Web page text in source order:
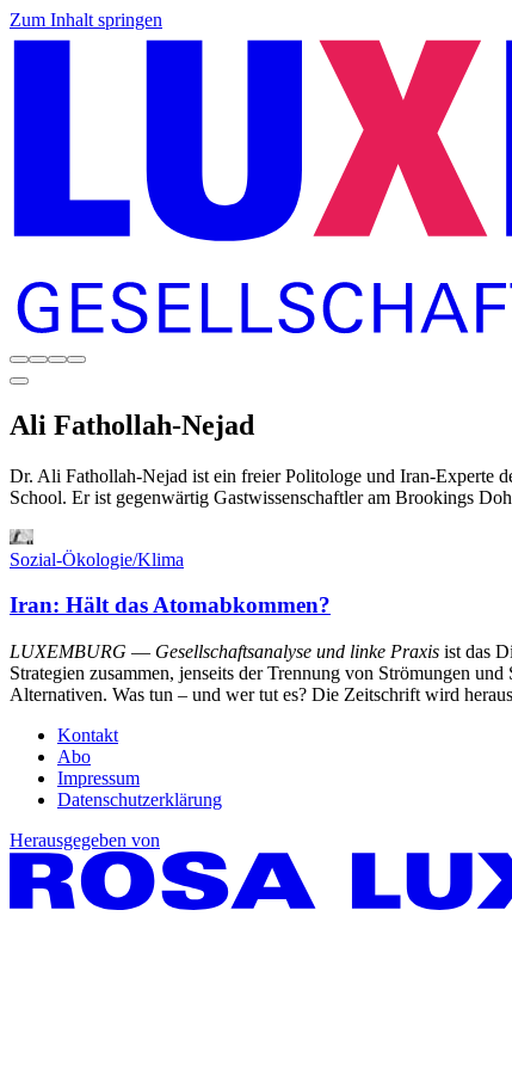
Zum Inhalt springen
Ali Fathollah-Nejad
Dr. Ali Fathollah-Nejad ist ein freier Politologe und Iran-Experte
School. Er ist gegenwärtig Gastwissenschaftler am Brookings
Sozial-Ökologie/Klima
Iran: Hält das Atomabkommen?
LUXEMBURG — Gesellschaftsanalyse und linke Praxis ist das
Strategien zusammen, jenseits der Trennung von Strömungen
Alternativen. Was tun – und wer tut es? Die Zeitschrift wird
Kontakt
Abo
Impressum
Datenschutzerklärung
Herausgegeben von